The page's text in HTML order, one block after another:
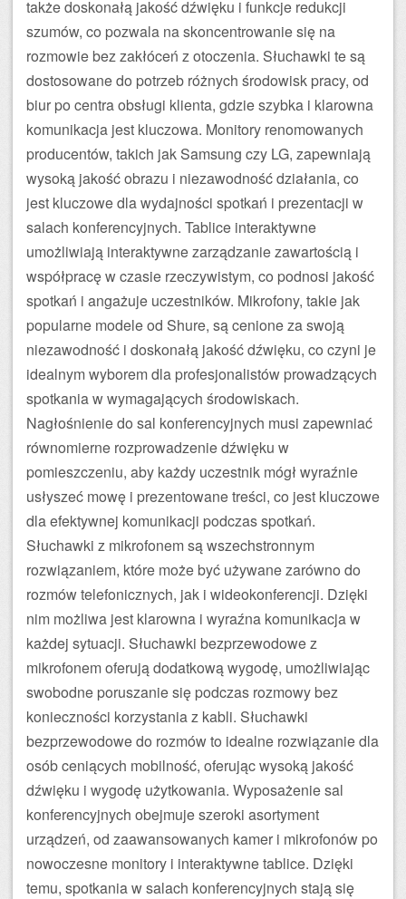
także doskonałą jakość dźwięku i funkcje redukcji
szumów, co pozwala na skoncentrowanie się na
rozmowie bez zakłóceń z otoczenia. Słuchawki te są
dostosowane do potrzeb różnych środowisk pracy, od
biur po centra obsługi klienta, gdzie szybka i klarowna
komunikacja jest kluczowa. Monitory renomowanych
producentów, takich jak Samsung czy LG, zapewniają
wysoką jakość obrazu i niezawodność działania, co
jest kluczowe dla wydajności spotkań i prezentacji w
salach konferencyjnych. Tablice interaktywne
umożliwiają interaktywne zarządzanie zawartością i
współpracę w czasie rzeczywistym, co podnosi jakość
spotkań i angażuje uczestników. Mikrofony, takie jak
popularne modele od Shure, są cenione za swoją
niezawodność i doskonałą jakość dźwięku, co czyni je
idealnym wyborem dla profesjonalistów prowadzących
spotkania w wymagających środowiskach.
Nagłośnienie do sal konferencyjnych musi zapewniać
równomierne rozprowadzenie dźwięku w
pomieszczeniu, aby każdy uczestnik mógł wyraźnie
usłyszeć mowę i prezentowane treści, co jest kluczowe
dla efektywnej komunikacji podczas spotkań.
Słuchawki z mikrofonem są wszechstronnym
rozwiązaniem, które może być używane zarówno do
rozmów telefonicznych, jak i wideokonferencji. Dzięki
nim możliwa jest klarowna i wyraźna komunikacja w
każdej sytuacji. Słuchawki bezprzewodowe z
mikrofonem oferują dodatkową wygodę, umożliwiając
swobodne poruszanie się podczas rozmowy bez
konieczności korzystania z kabli. Słuchawki
bezprzewodowe do rozmów to idealne rozwiązanie dla
osób ceniących mobilność, oferując wysoką jakość
dźwięku i wygodę użytkowania. Wyposażenie sal
konferencyjnych obejmuje szeroki asortyment
urządzeń, od zaawansowanych kamer i mikrofonów po
nowoczesne monitory i interaktywne tablice. Dzięki
temu, spotkania w salach konferencyjnych stają się